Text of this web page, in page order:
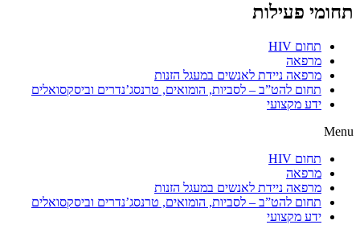
תחומי פעילות
תחום HIV
מרפאה
מרפאה ניידת לאנשים במעגל הזנות
תחום להט”ב – לסביות, הומואים, טרנסג’נדרים וביסקסואלים
ידע מקצועי
Menu
תחום HIV
מרפאה
מרפאה ניידת לאנשים במעגל הזנות
תחום להט”ב – לסביות, הומואים, טרנסג’נדרים וביסקסואלים
ידע מקצועי